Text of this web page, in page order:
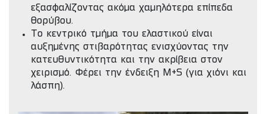
εξασφαλίζοντας ακόμα χαμηλότερα επίπεδα
θορύβου.
Το κεντρικό τμήμα του ελαστικού είναι
αυξημένης στιβαρότητας ενισχύοντας την
κατευθυντικότητα και την ακρίβεια στον
χειρισμό. Φέρει την ένδειξη M+S (για χιόνι και
λάσπη).